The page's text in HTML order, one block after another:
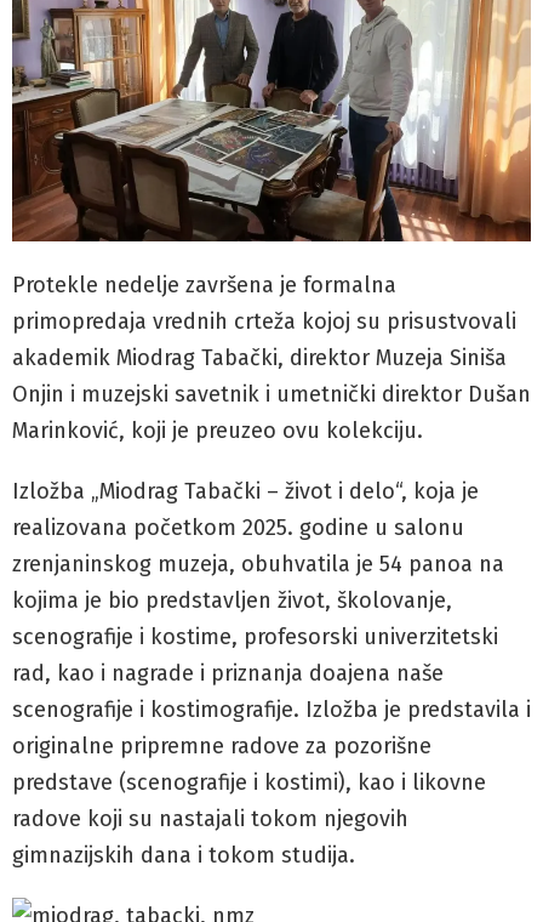
Protekle nedelje završena je formalna
primopredaja vrednih crteža kojoj su prisustvovali
akademik Miodrag Tabački, direktor Muzeja Siniša
Onjin i muzejski savetnik i umetnički direktor Dušan
Marinković, koji je preuzeo ovu kolekciju.
Izložba „Miodrag Tabački – život i delo“, koja je
realizovana početkom 2025. godine u salonu
zrenjaninskog muzeja, obuhvatila je 54 panoa na
kojima je bio predstavljen život, školovanje,
scenografije i kostime, profesorski univerzitetski
rad, kao i nagrade i priznanja doajena naše
scenografije i kostimografije. Izložba je predstavila i
originalne pripremne radove za pozorišne
predstave (scenografije i kostimi), kao i likovne
radove koji su nastajali tokom njegovih
gimnazijskih dana i tokom studija.